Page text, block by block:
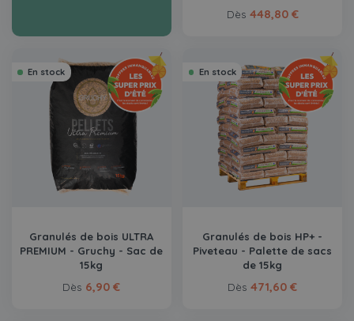
Dès 448,80 €
En stock
Granulés de bois ULTRA
PREMIUM - Gruchy - Sac de
15kg
Dès 6,90 €
En stock
Granulés de bois HP+ -
Piveteau - Palette de sacs
de 15kg
Dès 471,60 €